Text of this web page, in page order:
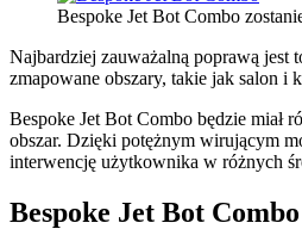
Bespoke Jet Bot Combo
Najbardziej zauważalną poprawą jest
zmapowane obszary, takie jak salon i
Bespoke Jet Bot Combo będzie miał
obszar. Dzięki potężnym wirującym
interwencję użytkownika w różnych
Bespoke Jet Bot